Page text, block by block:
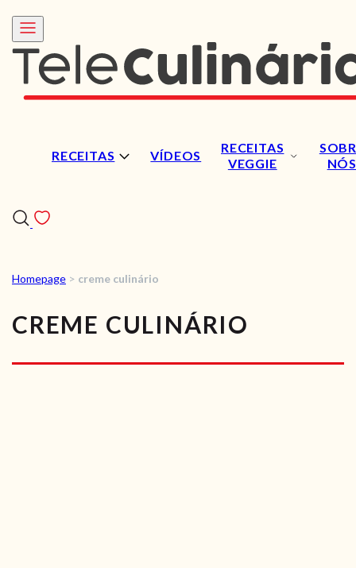
RECEITAS VÍDEOS
RECEITAS
VEGGIE
NÓS
VÍDEOS
RECEITAS VEGGIE
Homepage > creme culinário
CREME CULINÁRIO